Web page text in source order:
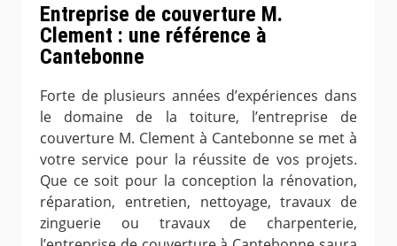
Entreprise de couverture M.
Clement : une référence à
Cantebonne
Forte de plusieurs années d’expériences dans
le domaine de la toiture, l’entreprise de
couverture M. Clement à Cantebonne se met à
votre service pour la réussite de vos projets.
Que ce soit pour la conception la rénovation,
réparation, entretien, nettoyage, travaux de
zinguerie ou travaux de charpenterie,